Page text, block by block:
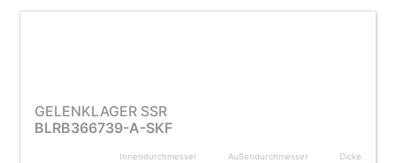
GELENKLAGER SSR
BLRB366739-A-SKF
Innendurchmesser Außendurchmesser Dicke